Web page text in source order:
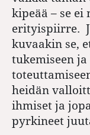
kipeää – se ei
erityispiirre.
kuvaakin se,
tukemiseen
heidän
ihmiset ja
pyrkineet